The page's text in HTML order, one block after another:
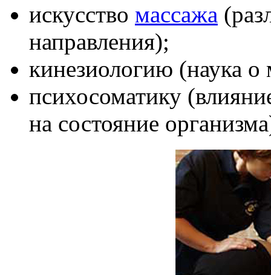
искусство массажа
направления);
кинезиологию (наука о
психосоматику
на состояние